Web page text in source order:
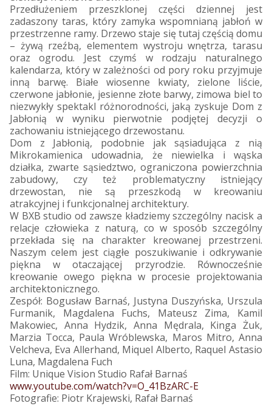
Przedłużeniem przeszklonej części dziennej jest
zadaszony taras, który zamyka wspomnianą jabłoń w
przestrzenne ramy. Drzewo staje się tutaj częścią domu
– żywą rzeźbą, elementem wystroju wnętrza, tarasu
oraz ogrodu. Jest czymś w rodzaju naturalnego
kalendarza, który w zależności od pory roku przyjmuje
inną barwę. Białe wiosenne kwiaty, zielone liście,
czerwone jabłonie, jesienne złote barwy, zimowa biel to
niezwykły spektakl różnorodności, jaką zyskuje Dom z
Jabłonią w wyniku pierwotnie podjętej decyzji o
zachowaniu istniejącego drzewostanu.
Dom z Jabłonią, podobnie jak sąsiadująca z nią
Mikrokamienica udowadnia, że niewielka i wąska
działka, zwarte sąsiedztwo, ograniczona powierzchnia
zabudowy, czy też problematyczny istniejący
drzewostan, nie są przeszkodą w kreowaniu
atrakcyjnej i funkcjonalnej architektury.
W BXB studio od zawsze kładziemy szczególny nacisk a
relacje człowieka z naturą, co w sposób szczególny
przekłada się na charakter kreowanej przestrzeni.
Naszym celem jest ciągłe poszukiwanie i odkrywanie
piękna w otaczającej przyrodzie. Równocześnie
kreowanie owego piękna w procesie projektowania
architektonicznego.
Zespół: Bogusław Barnaś, Justyna Duszyńska, Urszula
Furmanik, Magdalena Fuchs, Mateusz Zima, Kamil
Makowiec, Anna Hydzik, Anna Mędrala, Kinga Żuk,
Marzia Tocca, Paula Wróblewska, Maros Mitro, Anna
Velcheva, Eva Allerhand, Miquel Alberto, Raquel Astasio
Luna, Magdalena Fuch
Film: Unique Vision Studio Rafał Barnaś
www.youtube.com/watch?v=O_41BzARC-E
Fotografie: Piotr Krajewski, Rafał Barnaś